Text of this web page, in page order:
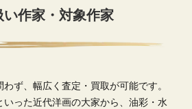
い作家・対象作家
ず、幅広く査定・買取が可能です。
った近代洋画の大家から、油彩・水